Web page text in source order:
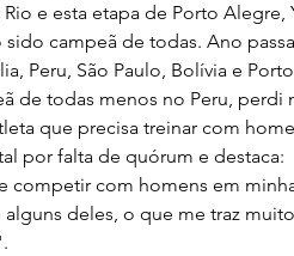
Rio e esta etapa de Porto Alegre,
sido campeã de todas. Ano
Peru, São Paulo, Bolívia e
de todas menos no Peru, perdi
que precisa treinar com
por falta de quórum e destaca:
competir com homens em
deles, o que me traz